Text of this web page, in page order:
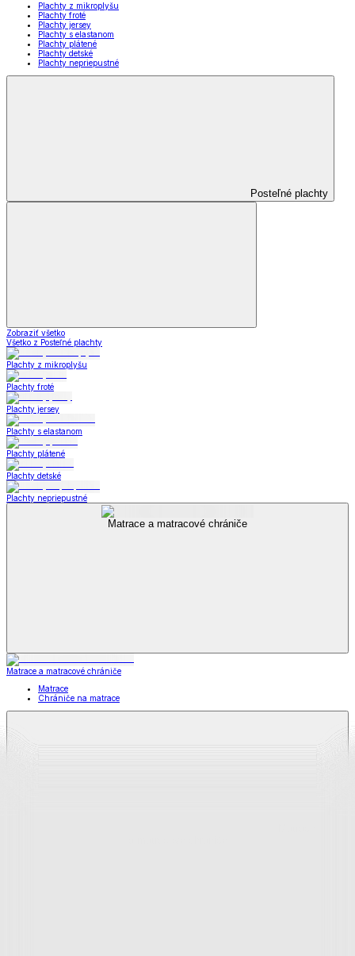
Plachty z mikroplyšu
Plachty froté
Plachty jersey
Plachty s elastanom
Plachty plátené
Plachty detské
Plachty nepriepustné
Posteľné plachty
Zobraziť všetko
Všetko z Posteľné plachty
Plachty z mikroplyšu
Plachty froté
Plachty jersey
Plachty s elastanom
Plachty plátené
Plachty detské
Plachty nepriepustné
Matrace a matracové chrániče
Matrace a matracové chrániče
Matrace
Chrániče na matrace